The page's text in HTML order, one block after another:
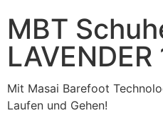
MBT
LAVENDER
Mit Masai Barefoot
Laufen und Gehen!